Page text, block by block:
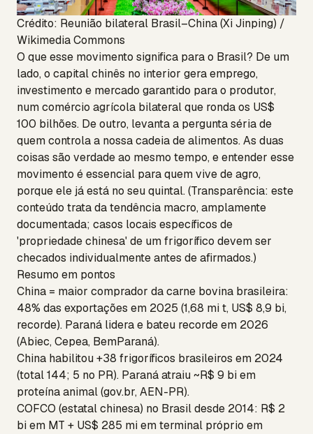
Crédito: Reunião bilateral Brasil–China (Xi Jinping) /
Wikimedia Commons
O que esse movimento significa para o Brasil? De um
lado, o capital chinês no interior gera emprego,
investimento e mercado garantido para o produtor,
num comércio agrícola bilateral que ronda os US$
100 bilhões. De outro, levanta a pergunta séria de
quem controla a nossa cadeia de alimentos. As duas
coisas são verdade ao mesmo tempo, e entender esse
movimento é essencial para quem vive de agro,
porque ele já está no seu quintal. (Transparência: este
conteúdo trata da tendência macro, amplamente
documentada; casos locais específicos de
'propriedade chinesa' de um frigorífico devem ser
checados individualmente antes de afirmados.)
Resumo em pontos
China = maior comprador da carne bovina brasileira:
48% das exportações em 2025 (1,68 mi t, US$ 8,9 bi,
recorde). Paraná lidera e bateu recorde em 2026
(Abiec, Cepea, BemParaná).
China habilitou +38 frigoríficos brasileiros em 2024
(total 144; 5 no PR). Paraná atraiu ~R$ 9 bi em
proteína animal (gov.br, AEN-PR).
COFCO (estatal chinesa) no Brasil desde 2014: R$ 2
bi em MT + US$ 285 mi em terminal próprio em